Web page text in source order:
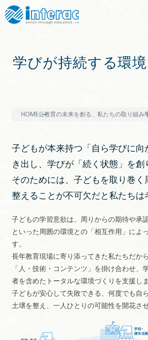
学びが持続する環
HOME公教育の未来を創る、私たちの取り組み
子どもが本来持つ「自ら学びに向
き出し、学びが「続く状態」を創
そのためには、子どもを取り巻く
整えることが不可欠だと私たちは
子どもの学習意欲は、周りからの期待や承
といった周囲の環境との「相互作用」によ
す。
長年教育現場に寄り添ってきた私たちだか
「人・技術・コンテンツ」を掛け合わせ、
者を含めたトータルな環境づくりを支援しま
子どもが安心して失敗できる、何度でも自
土壌を整え、一人ひとりの可能性を開花させ